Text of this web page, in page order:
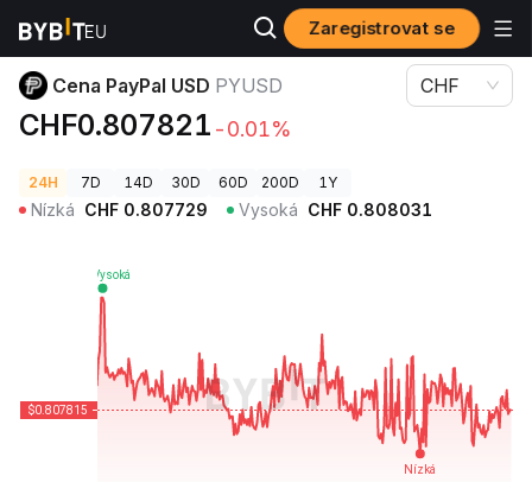
Zaregistrovat se
Ceny kryptoměn Cena PayPal USD PYUSD
Cena PayPal USD PYUSD
CHF0.807821 -0.01%
CHF
24H 7D 14D 30D 60D 200D 1Y
Nízká CHF 0.807729 Vysoká CHF 0.808031